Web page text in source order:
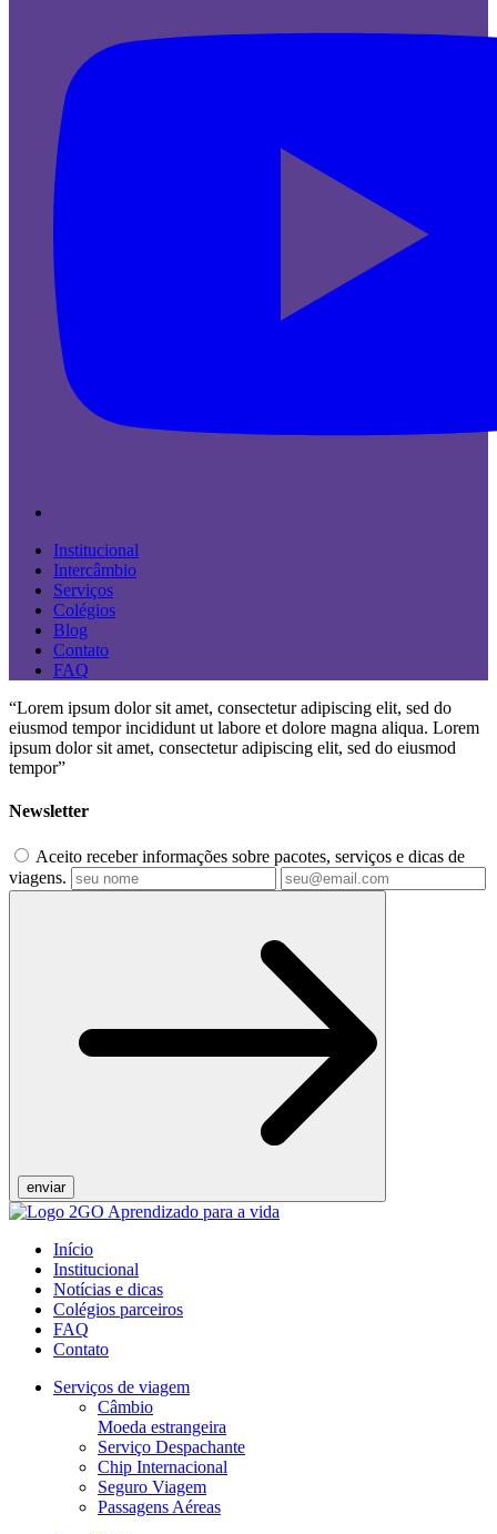
Institucional
Intercâmbio
Serviços
Colégios
Blog
Contato
FAQ
“Lorem ipsum dolor sit amet, consectetur adipiscing elit, sed do
eiusmod tempor incididunt ut labore et dolore magna aliqua. Lorem
ipsum dolor sit amet, consectetur adipiscing elit, sed do eiusmod
tempor”
Newsletter
Aceito receber informações sobre pacotes, serviços e dicas de
viagens.
Início
Institucional
Notícias e dicas
Colégios parceiros
FAQ
Contato
Serviços de viagem
Câmbio
Moeda estrangeira
Serviço Despachante
Chip Internacional
Seguro Viagem
Passagens Aéreas